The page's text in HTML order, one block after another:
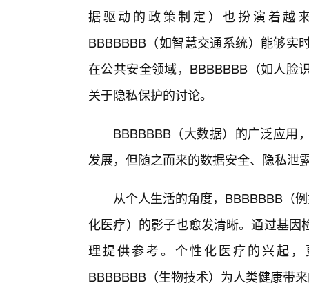
据驱动的政策制定）也扮演着越
BBBBBBB（如智慧交通系统）能够实
在公共安全领域，BBBBBBB（如人脸
关于隐私保护的讨论。
BBBBBBB（大数据）的广泛应用
发展，但随之而来的数据安全、隐私泄
从个人生活的角度，BBBBBBB（
化医疗）的影子也愈发清晰。通过基
理提供参考。个性化医疗的兴起
BBBBBBB（生物技术）为人类健康带